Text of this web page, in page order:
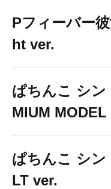
Pフィーバー
ht ver.
ぱちんこ シン
MIUM MODEL
ぱちんこ シン
LT ver.